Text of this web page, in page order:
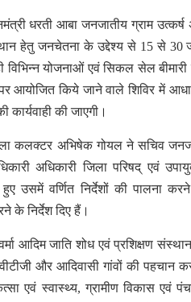
धरती आबा जनजातीय ग्राम
हेतु जनचेतना के उद्देश्य से 15 से 30
विभिन्न योजनाओं एवं सिकल सेल
आयोजित किये जाने वाले शिविर में
कार्यवाही की जाएगी।
कलक्टर अभिषेक गोयल ने सचिव
अधिकारी जिला परिषद् एवं
हुए उसमें वर्णित निर्देशों की पालना
के निर्देश दिए हैं।
आदिम जाति शोध एवं प्रशिक्षण
और आदिवासी गांवों की
एवं स्वास्थ्य, ग्रामीण विकास एवं